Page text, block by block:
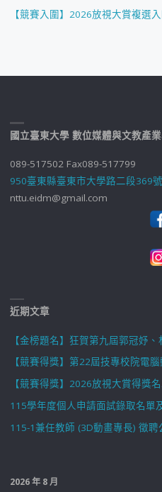
【競賽入圍】2026放視大賞複選
國立臺東大學 數位媒體與文教產
089-517502 Fax089-517799
950臺東縣臺東市大學路二段369號
nttu.eidm@gmail.com
近期文章
【金榜題名】狂賀第九屆郭冠妤
【競賽得獎】第22屆技專校院電
【競賽得獎】2026放視大賞得獎
115學年度個人申請面試錄取名單
115-1兼任教師 (3D動畫專長) 徵聘
2026 年 8 月